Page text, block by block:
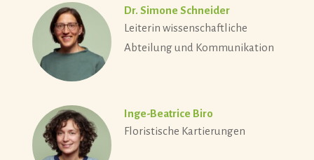
Dr. Simone Schneider
Leiterin wissenschaftliche
Abteilung und Kommunikation
Inge-Beatrice Biro
Floristische Kartierungen